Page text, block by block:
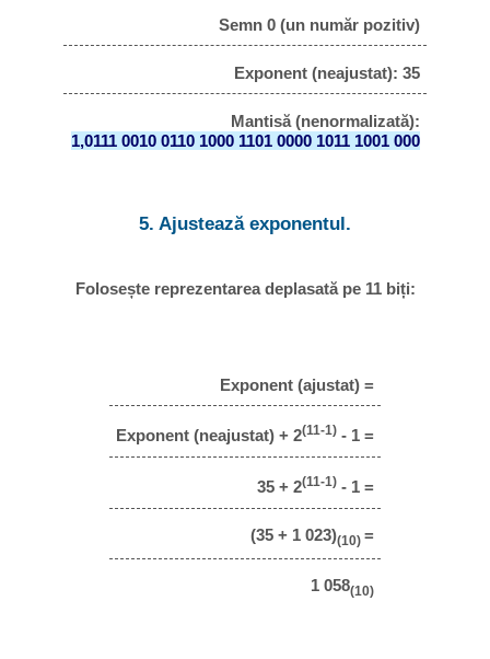
Semn 0 (un număr pozitiv)
Exponent (neajustat): 35
Mantisă (nenormalizată):
1,0111 0010 0110 1000 1101 0000 1011 1001 000
5. Ajustează exponentul.
Folosește reprezentarea deplasată pe 11 biți:
Exponent (ajustat) =
Exponent (neajustat) + 2(11-1) - 1 =
35 + 2(11-1) - 1 =
(35 + 1 023)(10) =
1 058(10)